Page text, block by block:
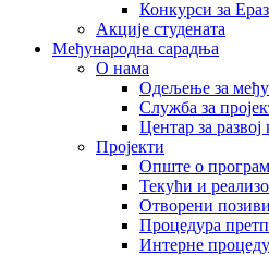
Конкурси за
Акције студената
Међународна сарадња
О нама
Одељење за
Служба за
Центар за развој
Пројекти
Опште о
Текући и
Отворени позиви
Процедура
Интерне